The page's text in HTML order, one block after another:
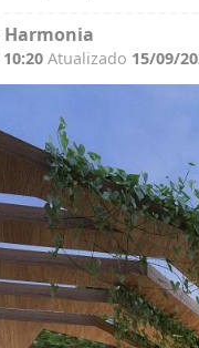
Atualizado 15/09/